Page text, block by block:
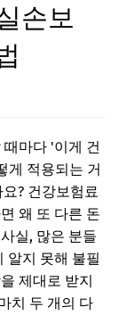
손보
마다 '이게 건
게 적용되는 거
? 건강보험료
왜 또 다른 돈
실, 많은 분들
알지 못해 불필
제대로 받지
치 두 개의 다